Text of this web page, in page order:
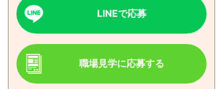
LINEで応募
職場見学に応募する